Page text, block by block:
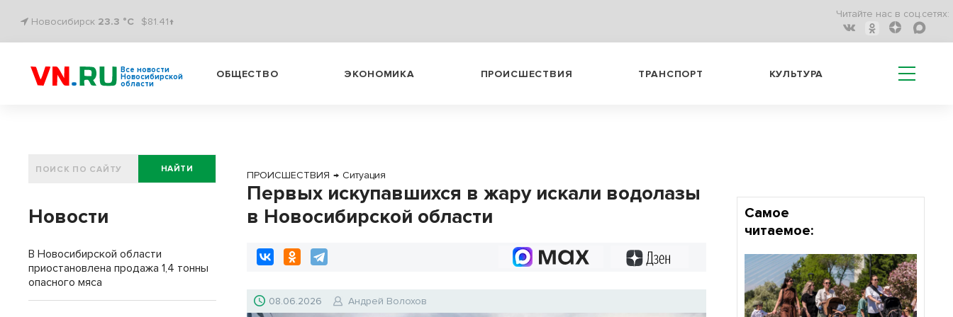
Новосибирск 23.3 °C $81.41↑
Читайте нас в соц.сетях:
Все новости
Новосибирской
области
ОБЩЕСТВО ЭКОНОМИКА ПРОИСШЕСТВИЯ ТРАНСПОРТ КУЛЬТУРА
ПРОИСШЕСТВИЯ → Ситуация
Первых искупавшихся в жару искали водолазы
в Новосибирской области
08.06.2026 Андрей Волохов
НАЙТИ
Новости
В Новосибирской области
приостановлена продажа 1,4 тонны
опасного мяса
Самое
читаемое: